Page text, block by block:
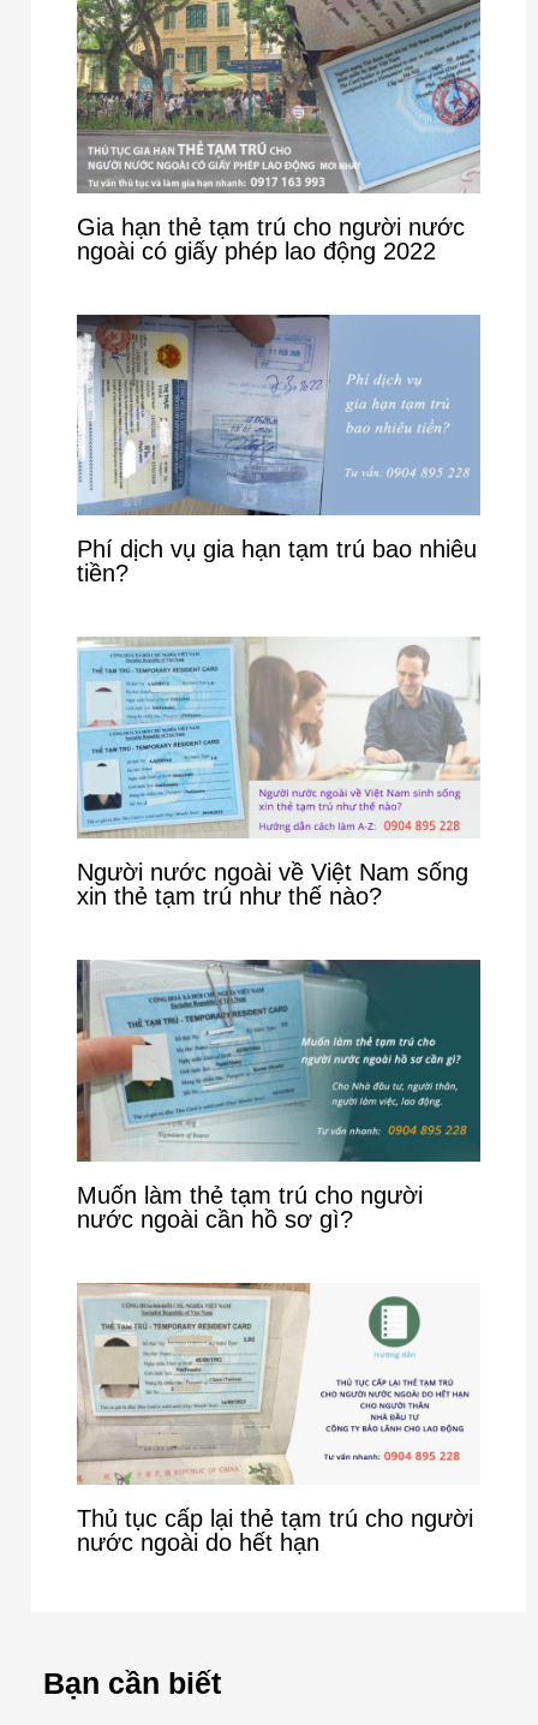
Gia hạn thẻ tạm trú cho người nước
ngoài có giấy phép lao động 2022
Phí dịch vụ gia hạn tạm trú bao nhiêu
tiền?
Người nước ngoài về Việt Nam sống
xin thẻ tạm trú như thế nào?
Muốn làm thẻ tạm trú cho người
nước ngoài cần hồ sơ gì?
Thủ tục cấp lại thẻ tạm trú cho người
nước ngoài do hết hạn
Bạn cần biết